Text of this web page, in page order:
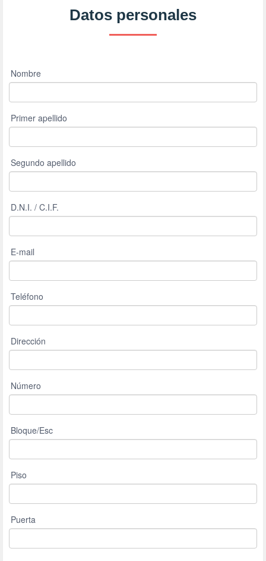
Datos personales
Nombre
Primer apellido
Segundo apellido
D.N.I. / C.I.F.
E-mail
Teléfono
Dirección
Número
Bloque/Esc
Piso
Puerta